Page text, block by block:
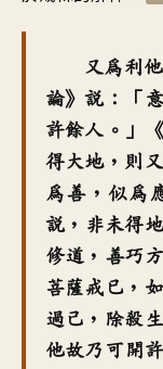
又為利
論》說 ：「
許餘人 。」《
得大地， 則
為善 ， 似為
說 ， 非未得
修道 ， 善巧
菩薩戒已 ，
過己 ， 除殺
他故乃可開許